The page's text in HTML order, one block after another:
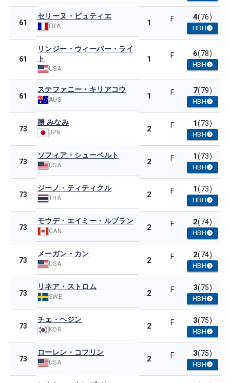
61
セリーヌ・ビュティエ
FRA 1 F 4(76)
HBH
61
リンジー・ウィーバー・ライ
ト
USA
1 F 6(78)
HBH
61
ステファニー・キリアコウ
AUS 1 F 7(79)
HBH
73
勝 みなみ
JPN 2 F 1(73)
HBH
73
ソフィア・シューベルト
USA 2 F 1(73)
HBH
73
ジーノ・ティティクル
THA 2 F 1(73)
HBH
73
モウデ・エイミー・ルブラン
CAN 2 F 2(74)
HBH
73
メーガン・カン
USA 2 F 2(74)
HBH
73
リネア・ストロム
SWE 2 F 3(75)
HBH
73
チェ・ヘジン
KOR 2 F 3(75)
HBH
73
ローレン・コフリン
USA 2 F 3(75)
HBH